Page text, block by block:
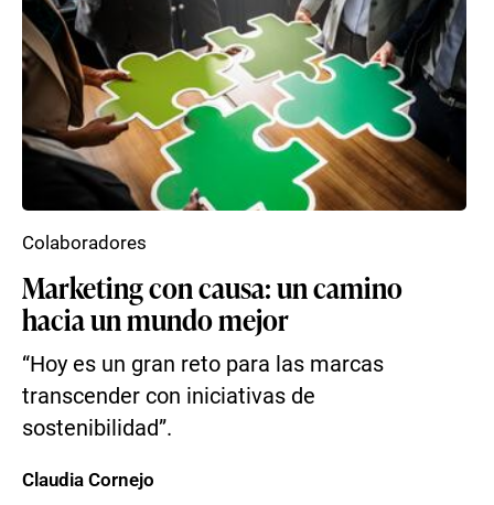
Marketing con causa: un camino
hacia un mundo mejor
“Hoy es un gran reto para las marcas
transcender con iniciativas de
sostenibilidad”.
Colaboradores
Claudia Cornejo